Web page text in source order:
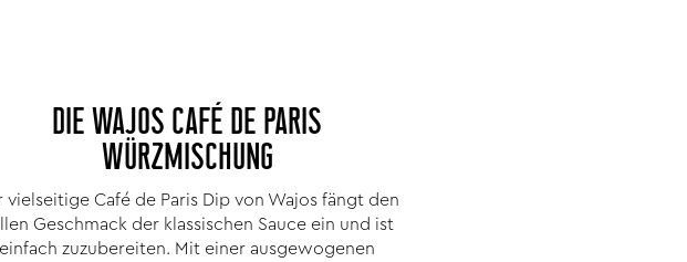
DIE WAJOS CAFÉ DE PARIS
WÜRZMISCHUNG
vielseitige Café de Paris Dip von Wajos fängt den
Geschmack der klassischen Sauce ein und ist
einfach zuzubereiten. Mit einer ausgewogenen